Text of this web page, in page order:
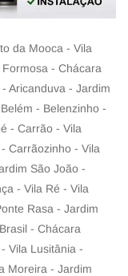
da Mooca - Vila
- Chácara
Aricanduva - Jardim
- Belenzinho -
- Carrão - Vila
Carrãozinho - Vila
São João -
- Vila Ré - Vila
Rasa - Jardim
- Chácara
Vila Lusitânia -
Moreira - Jardim